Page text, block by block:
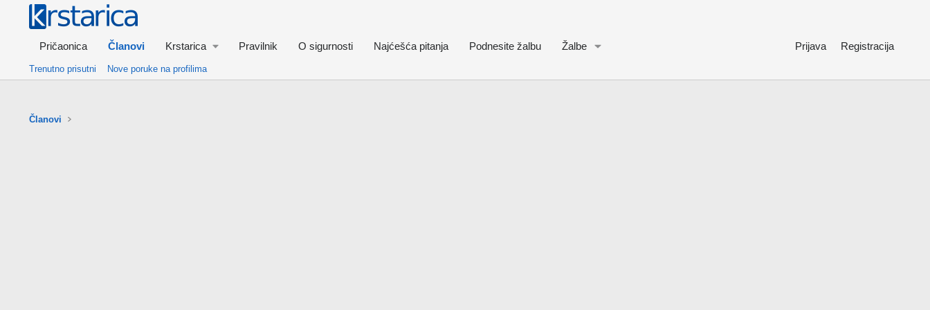
Pričaonica Članovi Krstarica Pravilnik O sigurnosti Najćešća pitanja Podnesite žalbu Žalbe Prijava Registracija
Trenutno prisutni Nove poruke na profilima
Članovi